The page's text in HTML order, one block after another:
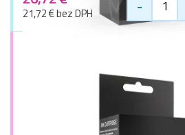
21,72 € bez DPH -